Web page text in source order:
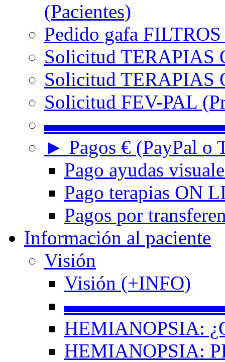
(Pacientes)
Pedido gafa
Solicitud TERAPIAS
Solicitud TERAPIAS
Solicitud FEV-PAL
► Pagos € (PayPal o
Pago ayudas
Pago terapias ON
Pagos por
Información al paciente
Visión
Visión (+INFO)
HEMIANOPSIA:
HEMIANOPSIA: